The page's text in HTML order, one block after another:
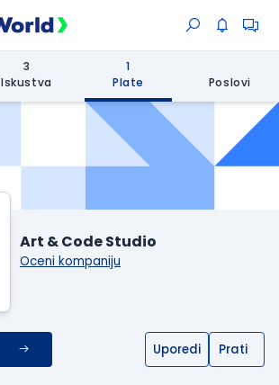
3
Iskustva
1
Plate
Poslovi
Art & Code Studio
Oceni kompaniju
Uporedi Prati